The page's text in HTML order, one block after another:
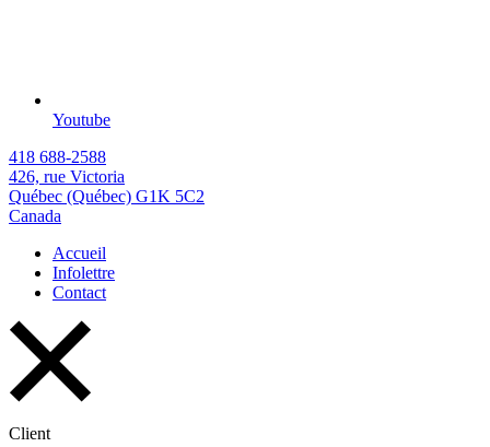
Youtube
418 688-2588
426, rue Victoria
Québec (Québec) G1K 5C2
Canada
Accueil
Infolettre
Contact
Client